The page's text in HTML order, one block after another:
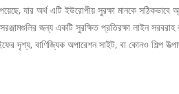
যার অর্থ এটি ইউরোপীয় সুরক্ষা মানকে সঠিকভাবে
জন্য একটি সুরক্ষিত প্রতিরক্ষা লাইন
দৃশ্য, বাণিজ্যিক অপারেশন সাইট, বা কোনও শিল্প